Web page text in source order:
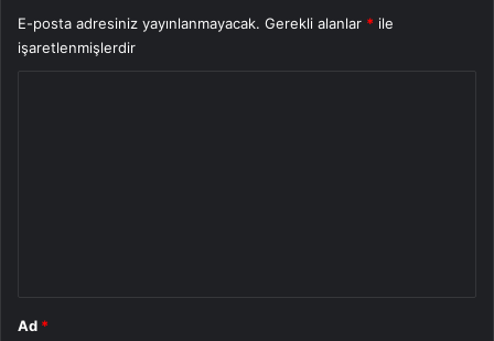
E-posta adresiniz yayınlanmayacak. Gerekli alanlar * ile
işaretlenmişlerdir
Ad *